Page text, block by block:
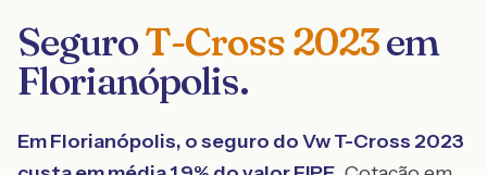
SeguroT-Cross2023em
Florianópolis.
EmFlorianópolis, o seguro doVwT-Cross 2023